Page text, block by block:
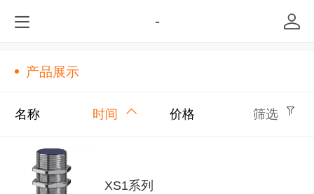
-
产品展示
名称 时间 价格 筛选
XS1系列